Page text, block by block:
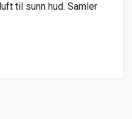
til sunn hud. Samler